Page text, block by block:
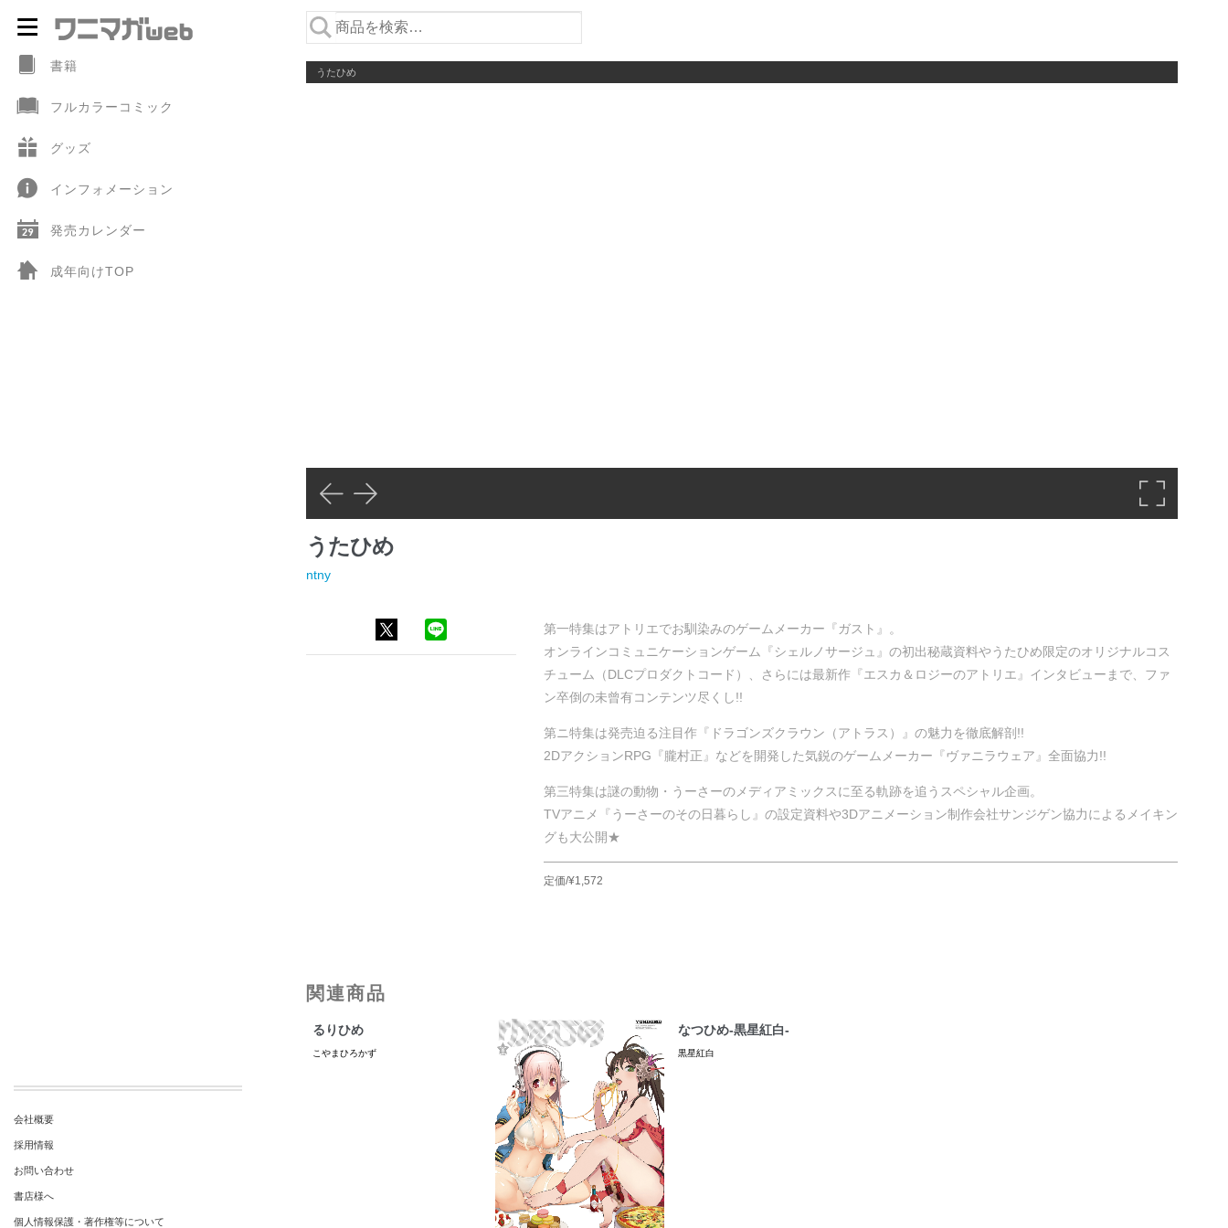
ナ
ー
シ
ン
へ
ス
キ
コ
ン
ツ
ス
キ
ッ
プ
うたひめ
うたひめ
ntny
第一特集はアトリエでお馴染みのゲームメーカー『ガスト』。
オンラインコミュニケーションゲーム『シェルノサージュ』の初出秘蔵資料やうたひめ限定のオリジナルコス
チューム（DLCプロダクトコード）、さらには最新作『エスカ＆ロジーのアトリエ』インタビューまで、ファ
ン卒倒の未曾有コンテンツ尽くし!!
第ニ特集は発売迫る注目作『ドラゴンズクラウン（アトラス）』の魅力を徹底解剖!!
2DアクションRPG『朧村正』などを開発した気鋭のゲームメーカー『ヴァニラウェア』全面協力!!
第三特集は謎の動物・うーさーのメディアミックスに至る軌跡を追うスペシャル企画。
TVアニメ『うーさーのその日暮らし』の設定資料や3Dアニメーション制作会社サンジゲン協力によるメイキン
グも大公開★
定価/¥1,572
関連商品
るりひめ
こやまひろかず
なつひめ-黒星紅白-
黒星紅白
書籍
フルカラーコミック
グッズ
インフォメーション
発売カレンダー
成年向けTOP
会社概要
採用情報
お問い合わせ
書店様へ
個人情報保護・著作権等について